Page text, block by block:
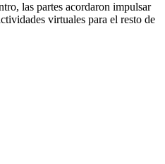
las partes acordaron impulsar
virtuales para el resto de